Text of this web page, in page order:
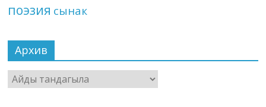
поэзия сынак
Архив
Архив